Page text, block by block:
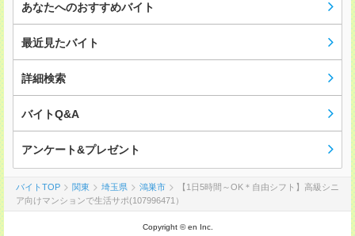
あなたへのおすすめバイト
最近見たバイト
詳細検索
バイトQ&A
アンケート&プレゼント
バイトTOP 関東 埼玉県 鴻巣市
【1日5時間～OK＊自由シフト】高級シニ
ア向けマンションで生活サポ(107996471）
Copyright © en Inc.